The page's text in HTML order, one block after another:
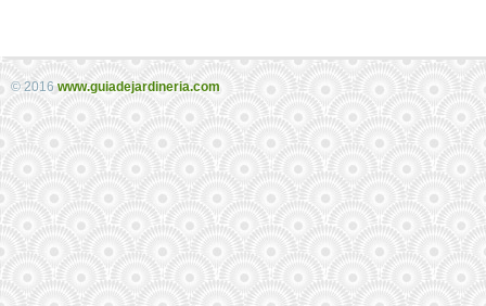
© 2016www.guiadejardineria.com